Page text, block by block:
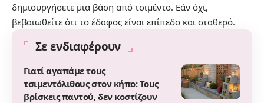
δημιουργήσετε μια βάση από τσιμέντο. Εάν όχι,
βεβαιωθείτε ότι το έδαφος είναι επίπεδο και σταθερό.
Σε ενδιαφέρουν
Γιατί αγαπάμε τους
τσιμεντόλιθους στον κήπο: Τους
βρίσκεις παντού, δεν κοστίζουν